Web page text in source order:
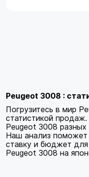
Peugeot 3008 :
Погрузитесь в мир
статистикой
Peugeot 3008
Наш анализ поможет
ставку и бюджет
Peugeot 3008 на